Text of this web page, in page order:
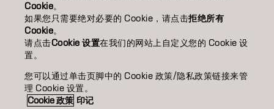
ImprintPrivacy PolicyCookie Policy Terms Of Use
Accessibility
HK | Chinese (Traditional)
Cookie。
如果您只需要绝对必要的 Cookie，请点击拒绝所有
Cookie。
请点击Cookie 设置在我们的网站上自定义您的 Cookie 设
置。
您可以通过单击页脚中的 Cookie 政策/隐私政策链接来管
理 Cookie 设置。
Cookie 政策 印记